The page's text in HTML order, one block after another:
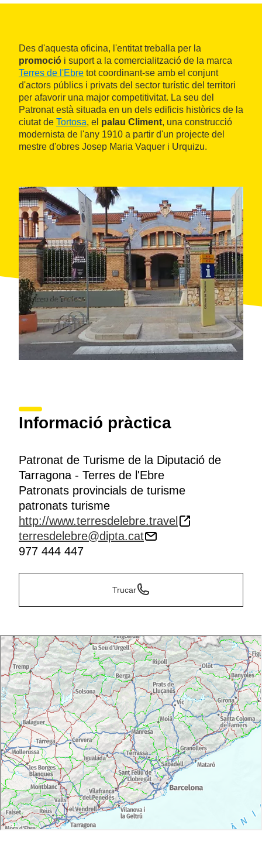
Des d'aquesta oficina, l'entitat treballa per la
promoció i suport a la comercialització de la marca
Terres de l'Ebre tot coordinant-se amb el conjunt
d'actors públics i privats del sector turístic del territori
per afavorir una major competitivitat. La seu del
Patronat està situada en un dels edificis històrics de la
ciutat de Tortosa, el palau Climent, una construcció
modernista de l'any 1910 a partir d'un projecte del
mestre d'obres Josep Maria Vaquer i Urquizu.
Informació pràctica
Patronat de Turisme de la Diputació de
Tarragona - Terres de l'Ebre
Patronats provincials de turisme
patronats turisme
http://www.terresdelebre.travel
terresdelebre@dipta.cat
977 444 447
Trucar